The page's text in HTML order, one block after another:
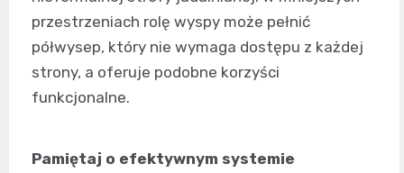
przestrzeniach rolę wyspy może pełnić
półwysep, który nie wymaga dostępu z każdej
strony, a oferuje podobne korzyści
funkcjonalne.
Pamiętaj o efektywnym systemie